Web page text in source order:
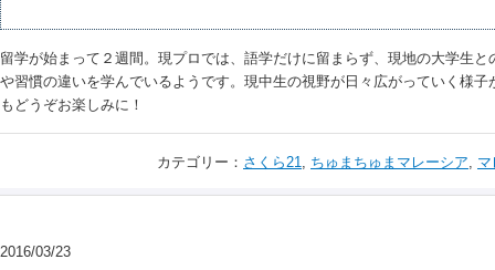
留学が始まって２週間。現プロでは、語学だけに留まらず、現地の大学生
や習慣の違いを学んでいるようです。現中生の視野が日々広がっていく様
もどうぞお楽しみに！
カテゴリー： さくら21, ちゅまちゅまマレーシア,
2016/03/23